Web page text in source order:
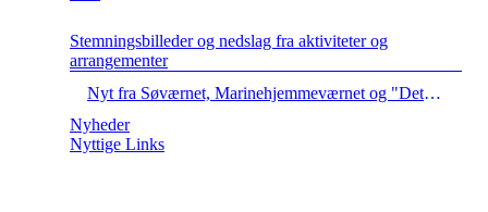
Stemningsbilleder og nedslag fra aktiviteter og
arrangementer
Nyt fra Søværnet, Marinehjemmeværnet og "Det blå Danmark"
Nyheder
Nyttige Links